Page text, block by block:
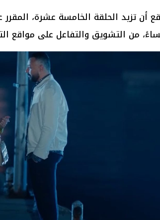
أن تزيد الحلقة الخامسة عشرة،
من التشويق والتفاعل على مواقع